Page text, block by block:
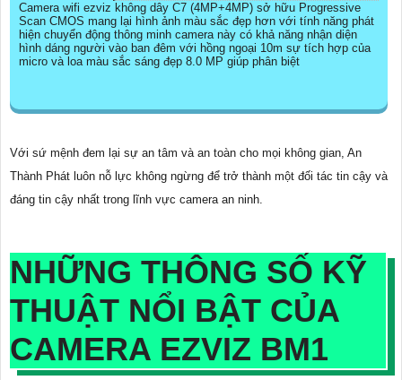
Camera wifi ezviz không dây C7 (4MP+4MP) sở hữu Progressive
Scan CMOS mang lại hình ảnh màu sắc đẹp hơn với tính năng phát
hiện chuyển động thông minh camera này có khả năng nhận diện
hình dáng người vào ban đêm với hồng ngoại 10m sự tích hợp của
micro và loa màu sắc sáng đẹp 8.0 MP giúp phân biệt
Với sứ mệnh đem lại sự an tâm và an toàn cho mọi không gian, An
Thành Phát luôn nỗ lực không ngừng để trở thành một đối tác tin cậy và
đáng tin cậy nhất trong lĩnh vực camera an ninh.
NHỮNG THÔNG SỐ KỸ
THUẬT NỔI BẬT CỦA
CAMERA EZVIZ BM1